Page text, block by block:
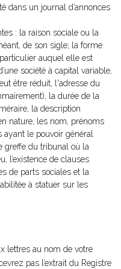
dans un journal d’annonces
: la raison sociale ou la
de son sigle; la forme
auquel elle est
société à capital variable,
être réduit, l'adresse du
la durée de la
la description
nature, les nom, prénoms
le pouvoir général
greffe du tribunal où la
l’existence de clauses
de parts sociales et la
à statuer sur les
lettres au nom de votre
pas l’extrait du Registre